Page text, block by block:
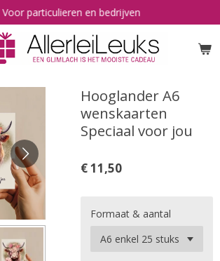
Voor particulieren en bedrijven
Hooglander A6
wenskaarten
Speciaal voor jou
€ 11,50
Formaat & aantal